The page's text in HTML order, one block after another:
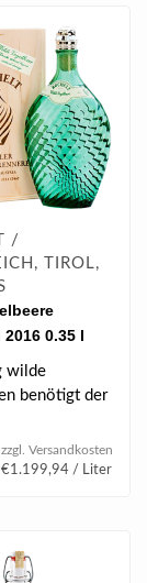
/
TIROL,
0.35 l
wilde
benötigt der
für einen
Versandkosten
€1.199,94 / Liter